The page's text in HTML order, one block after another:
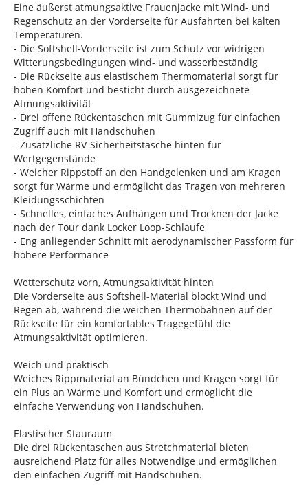
Eine äußerst atmungsaktive Frauenjacke mit Wind- und
Regenschutz an der Vorderseite für Ausfahrten bei kalten
Temperaturen.
- Die Softshell-Vorderseite ist zum Schutz vor widrigen
Witterungsbedingungen wind- und wasserbeständig
- Die Rückseite aus elastischem Thermomaterial sorgt für
hohen Komfort und besticht durch ausgezeichnete
Atmungsaktivität
- Drei offene Rückentaschen mit Gummizug für einfachen
Zugriff auch mit Handschuhen
- Zusätzliche RV-Sicherheitstasche hinten für
Wertgegenstände
- Weicher Rippstoff an den Handgelenken und am Kragen
sorgt für Wärme und ermöglicht das Tragen von mehreren
Kleidungsschichten
- Schnelles, einfaches Aufhängen und Trocknen der Jacke
nach der Tour dank Locker Loop-Schlaufe
- Eng anliegender Schnitt mit aerodynamischer Passform für
höhere Performance
Wetterschutz vorn, Atmungsaktivität hinten
Die Vorderseite aus Softshell-Material blockt Wind und
Regen ab, während die weichen Thermobahnen auf der
Rückseite für ein komfortables Tragegefühl die
Atmungsaktivität optimieren.
Weich und praktisch
Weiches Rippmaterial an Bündchen und Kragen sorgt für
ein Plus an Wärme und Komfort und ermöglicht die
einfache Verwendung von Handschuhen.
Elastischer Stauraum
Die drei Rückentaschen aus Stretchmaterial bieten
ausreichend Platz für alles Notwendige und ermöglichen
den einfachen Zugriff mit Handschuhen.